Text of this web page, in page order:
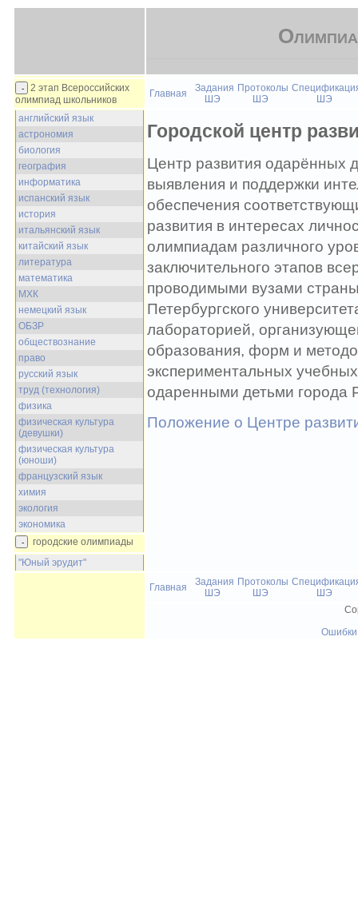
2 этап Всероссийских
олимпиад школьников
Главная
Задания
ШЭ
Протоколы
ШЭ
ШЭ
английский язык
астрономия
биология
география
информатика
испанский язык
история
итальянский язык
китайский язык
литература
математика
МХК
немецкий язык
ОБЗР
обществознание
право
русский язык
труд (технология)
физика
физическая культура
(девушки)
физическая культура
(юноши)
французский язык
химия
экология
экономика
Городской центр
Центр развития
выявления и поддержки
обеспечения
развития в интересах
олимпиадам различного
заключительного этапов
проводимыми вузами
Петербургского
лабораторией,
образования, форм и
экспериментальных
одаренными детьми города
Положение о Центре
городские олимпиады
"Юный эрудит"
Главная
Задания
ШЭ
Протоколы
ШЭ
ШЭ
Ошибки